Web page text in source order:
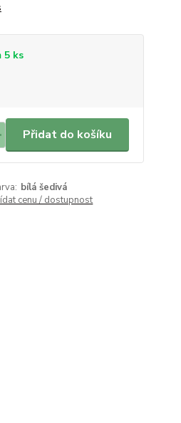
5 ks
Přidat do košíku
bílá šedivá
cenu / dostupnost